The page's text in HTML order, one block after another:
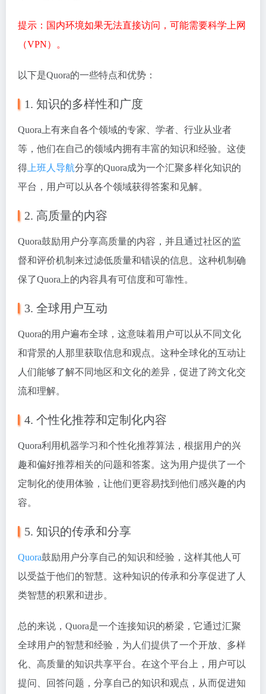
提示：国内环境如果无法直接访问，可能需要科学上网
（VPN）。
以下是Quora的一些特点和优势：
1. 知识的多样性和广度
Quora上有来自各个领域的专家、学者、行业从业者
等，他们在自己的领域内拥有丰富的知识和经验。这使
得 上班人导航分享的Quora成为一个汇聚多样化知识的
平台，用户可以从各个领域获得答案和见解。
2. 高质量的内容
Quora鼓励用户分享高质量的内容，并且通过社区的监
督和评价机制来过滤低质量和错误的信息。这种机制确
保了Quora上的内容具有可信度和可靠性。
3. 全球用户互动
Quora的用户遍布全球，这意味着用户可以从不同文化
和背景的人那里获取信息和观点。这种全球化的互动让
人们能够了解不同地区和文化的差异，促进了跨文化交
流和理解。
4. 个性化推荐和定制化内容
Quora利用机器学习和个性化推荐算法，根据用户的兴
趣和偏好推荐相关的问题和答案。这为用户提供了一个
定制化的使用体验，让他们更容易找到他们感兴趣的内
容。
5. 知识的传承和分享
Quora鼓励用户分享自己的知识和经验，这样其他人可
以受益于他们的智慧。这种知识的传承和分享促进了人
类智慧的积累和进步。
总的来说，Quora是一个连接知识的桥梁，它通过汇聚
全球用户的智慧和经验，为人们提供了一个开放、多样
化、高质量的知识共享平台。在这个平台上，用户可以
提问、回答问题，分享自己的知识和观点，从而促进知